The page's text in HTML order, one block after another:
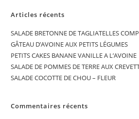
Articles récents
SALADE BRETONNE DE TAGLIATELLES
GÂTEAU D’AVOINE AUX PETITS LÉGUMES
PETITS CAKES BANANE VANILLE A L’AVOINE
SALADE DE POMMES DE TERRE AUX
SALADE COCOTTE DE CHOU – FLEUR
Commentaires récents